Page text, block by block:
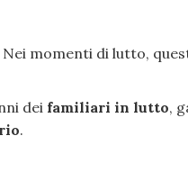
momenti di lutto,
dei familiari in lutto,
.